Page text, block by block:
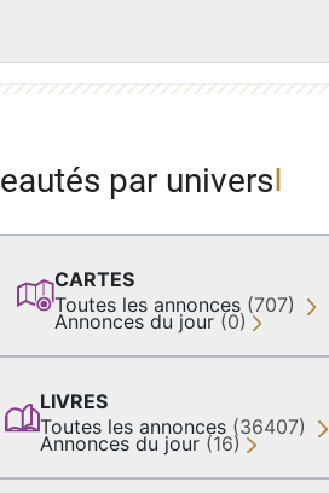
par univers
CARTES
Toutes les annonces (707)
Annonces du jour (0)
LIVRES
Toutes les annonces (36407)
Annonces du jour (16)